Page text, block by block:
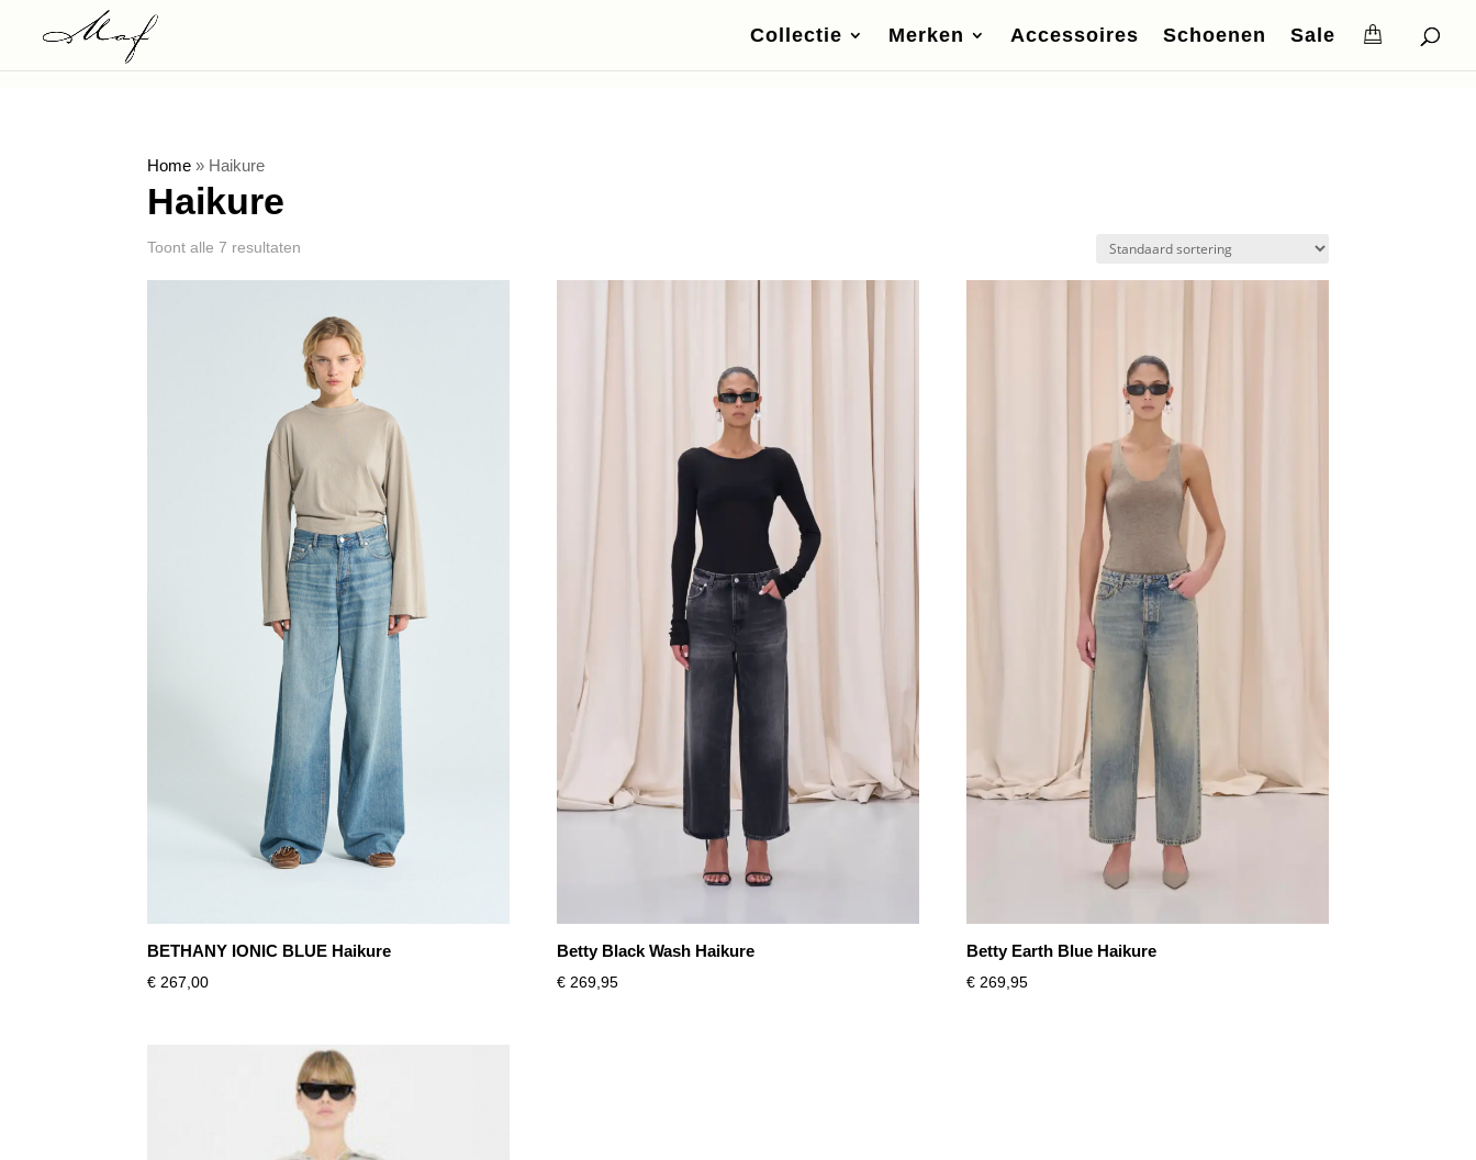
Collectie Merken Accessoires Schoenen Sale
Home » Haikure
Haikure
Toont alle 7 resultaten
BETHANY IONIC BLUE Haikure
€ 267,00
Betty Black Wash Haikure
€ 269,95
Betty Earth Blue Haikure
€ 269,95